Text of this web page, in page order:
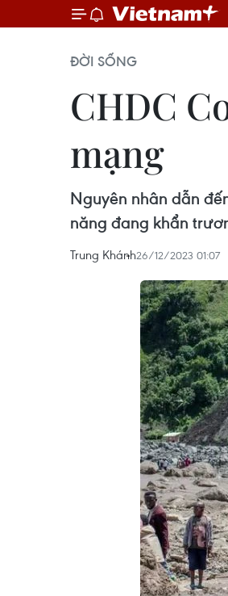
ĐỜI SỐNG
CHDC
mạng
Nguyên nhân dẫn
năng đang khẩn
Trung Khánh26/12/2023 01:07